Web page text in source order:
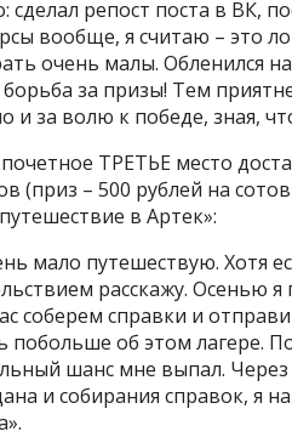
сделал репост поста в ВК,
вообще, я считаю – это
очень малы. Обленился
борьба за призы! Тем
и за волю к победе, зная,
ТРЕТЬЕ место
(приз – 500 рублей на
в Артек»:
мало путешествую. Хотя
расскажу. Осенью
соберем справки и
побольше об этом лагере.
шанс мне выпал.
и собирания справок, я